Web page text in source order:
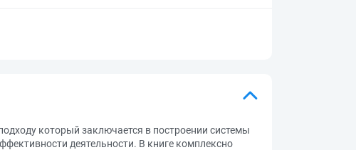
который заключается в построении системы
деятельности. В книге комплексно